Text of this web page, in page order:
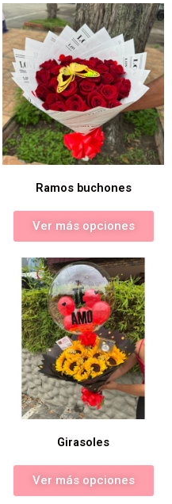
Ramos buchones
Ver más opciones
Girasoles
Ver más opciones